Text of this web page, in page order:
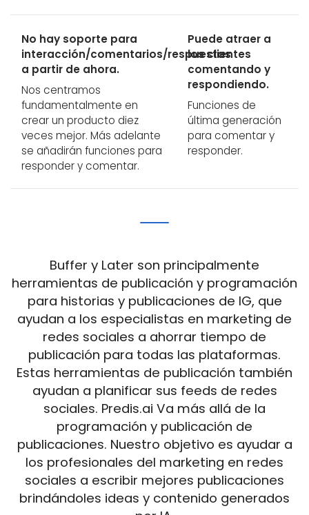
No hay soporte para
interacción/comentarios/respuestas
a partir de ahora.
Nos centramos
fundamentalmente en
crear un producto diez
veces mejor. Más adelante
se añadirán funciones para
responder y comentar.
Puede atraer a
los clientes
comentando y
respondiendo.
Funciones de
última generación
para comentar y
responder.
Buffer y Later son principalmente
herramientas de publicación y programación
para historias y publicaciones de IG, que
ayudan a los especialistas en marketing de
redes sociales a ahorrar tiempo de
publicación para todas las plataformas.
Estas herramientas de publicación también
ayudan a planificar sus feeds de redes
sociales. Predis.ai Va más allá de la
programación y publicación de
publicaciones. Nuestro objetivo es ayudar a
los profesionales del marketing en redes
sociales a escribir mejores publicaciones
brindándoles ideas y contenido generados